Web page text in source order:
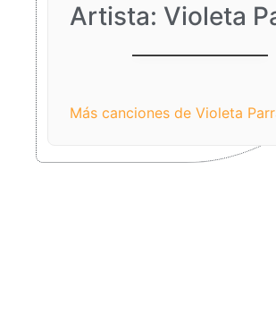
Artista: Violeta
Gracias a la vida
Más canciones de Violeta